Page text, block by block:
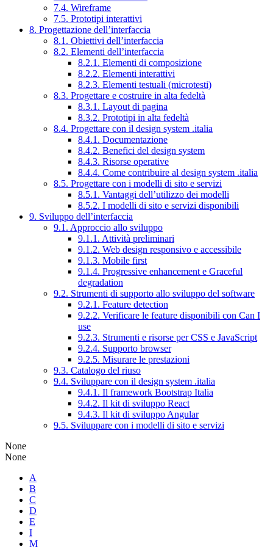
7.4. Wireframe
7.5. Prototipi interattivi
8. Progettazione dell’interfaccia
8.1. Obiettivi dell’interfaccia
8.2. Elementi dell’interfaccia
8.2.1. Elementi di composizione
8.2.2. Elementi interattivi
8.2.3. Elementi testuali (microtesti)
8.3. Progettare e costruire in alta fedeltà
8.3.1. Layout di pagina
8.3.2. Prototipi in alta fedeltà
8.4. Progettare con il design system .italia
8.4.1. Documentazione
8.4.2. Benefici del design system
8.4.3. Risorse operative
8.4.4. Come contribuire al design system .italia
8.5. Progettare con i modelli di sito e servizi
8.5.1. Vantaggi dell’utilizzo dei modelli
8.5.2. I modelli di sito e servizi disponibili
9. Sviluppo dell’interfaccia
9.1. Approccio allo sviluppo
9.1.1. Attività preliminari
9.1.2. Web design responsivo e accessibile
9.1.3. Mobile first
9.1.4. Progressive enhancement e Graceful
degradation
9.2. Strumenti di supporto allo sviluppo del software
9.2.1. Feature detection
9.2.2. Verificare le feature disponibili con Can I
use
9.2.3. Strumenti e risorse per CSS e JavaScript
9.2.4. Supporto browser
9.2.5. Misurare le prestazioni
9.3. Catalogo del riuso
9.4. Sviluppare con il design system .italia
9.4.1. Il framework Bootstrap Italia
9.4.2. Il kit di sviluppo React
9.4.3. Il kit di sviluppo Angular
9.5. Sviluppare con i modelli di sito e servizi
None
None
A
B
C
D
E
I
M